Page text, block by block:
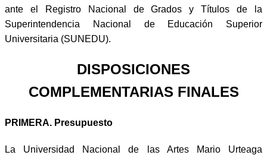
ante el Registro Nacional de Grados y Títulos de la
Superintendencia Nacional de Educación Superior
Universitaria (SUNEDU).
DISPOSICIONES
COMPLEMENTARIAS FINALES
PRIMERA. Presupuesto
La Universidad Nacional de las Artes Mario Urteaga